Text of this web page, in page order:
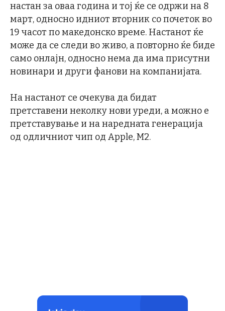
настан за оваа година и тој ќе се одржи на 8
март, односно идниот вторник со почеток во
19 часот по македонско време. Настанот ќе
може да се следи во живо, а повторно ќе биде
само онлајн, односно нема да има присутни
новинари и други фанови на компанијата.
На настанот се очекува да бидат
претставени неколку нови уреди, а можно е
претставување и на наредната генерација
од одличниот чип од Apple, М2.